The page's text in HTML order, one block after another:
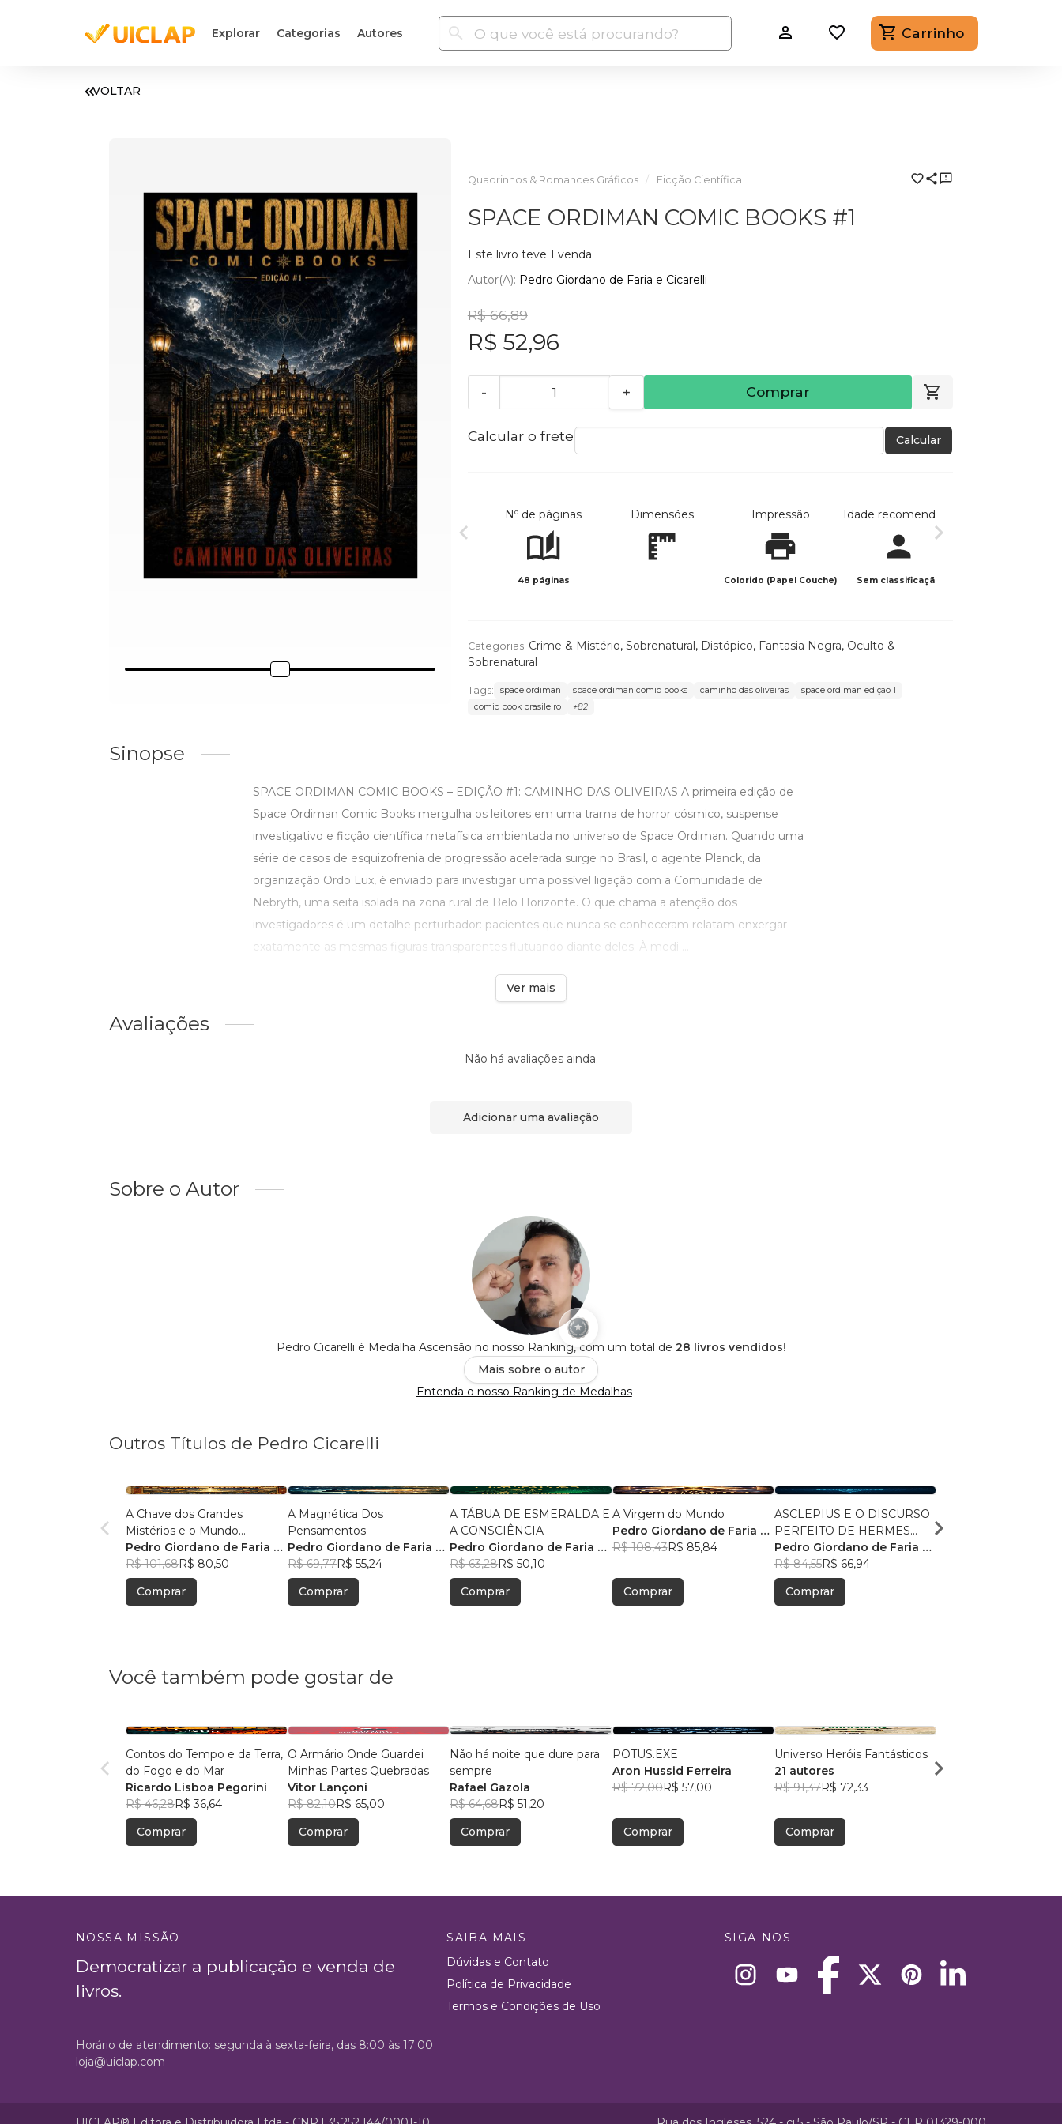
Explorar Categorias Autores Carrinho
VOLTAR
Quadrinhos & Romances Gráficos Ficção Científica
SPACE ORDIMAN COMIC BOOKS #1
Este livro teve 1 venda
Autor(a): Pedro Giordano de Faria e Cicarelli
R$ 66,89
R$ 52,96
- + Comprar
Calcular o frete Calcular
Nº de páginas
48 páginas
Dimensões Impressão
Colorido (Papel Couche)
Idade recomendada
Sem classificação
Categorias: Crime & Mistério, Sobrenatural, Distópico, Fantasia Negra, Oculto &
Sobrenatural
Tags: space ordiman space ordiman comic books caminho das oliveiras
space ordiman edição 1
comic book brasileiro
+82
Sinopse
SPACE ORDIMAN COMIC BOOKS – EDIÇÃO #1: CAMINHO DAS OLIVEIRAS A primeira edição de
Space Ordiman Comic Books mergulha os leitores em uma trama de horror cósmico, suspense
investigativo e ficção científica metafísica ambientada no universo de Space Ordiman. Quando uma
série de casos de esquizofrenia de progressão acelerada surge no Brasil, o agente Planck, da
organização Ordo Lux, é enviado para investigar uma possível ligação com a Comunidade de
Nebryth, uma seita isolada na zona rural de Belo Horizonte. O que chama a atenção dos
investigadores é um detalhe perturbador: pacientes que nunca se conheceram relatam enxergar
exatamente as mesmas figuras transparentes flutuando diante deles. À medi ...
Ver mais
Avaliações
Não há avaliações ainda.
Adicionar uma avaliação
Sobre o Autor
Pedro Cicarelli é Medalha Ascensão no nosso Ranking, com um total de 28 livros vendidos!
Mais sobre o autor
Entenda o nosso Ranking de Medalhas
Outros Títulos de Pedro Cicarelli
A Chave dos Grandes
Mistérios e o Mundo
Moderno
Pedro Giordano de Faria e
Cicarelli
R$ 101,68R$ 80,50
Comprar
A Magnética Dos
Pensamentos
Pedro Giordano de Faria e
Cicarelli
R$ 69,77R$ 55,24
Comprar
A TÁBUA DE ESMERALDA E
A CONSCIÊNCIA
Pedro Giordano de Faria e
Cicarelli
R$ 63,28R$ 50,10
Comprar
A Virgem do Mundo
Pedro Giordano de Faria e
Cicarelli
R$ 108,43R$ 85,84
Comprar
ASCLEPIUS E O DISCURSO
PERFEITO DE HERMES
TRISMEGISTO
Pedro Giordano de Faria e
Cicarelli
R$ 84,55R$ 66,94
Comprar
HUB
Você também pode gostar de
Contos do Tempo e da Terra,
do Fogo e do Mar
Ricardo Lisboa Pegorini
R$ 46,28R$ 36,64
Comprar
O Armário Onde Guardei
Minhas Partes Quebradas
Vitor Lançoni
R$ 82,10R$ 65,00
Comprar
Não há noite que dure para
sempre
Rafael Gazola
R$ 64,68R$ 51,20
Comprar
POTUS.EXE
Aron Hussid Ferreira
R$ 72,00R$ 57,00
Comprar
Universo Heróis Fantásticos
21 autores
R$ 91,37R$ 72,33
Comprar
Felipe Henrique
NOSSA MISSÃO
Democratizar a publicação e venda de
livros.
SAIBA MAIS
Dúvidas e Contato
Política de Privacidade
Termos e Condições de Uso
SIGA-NOS
Horário de atendimento: segunda à sexta-feira, das 8:00 às 17:00
loja@uiclap.com